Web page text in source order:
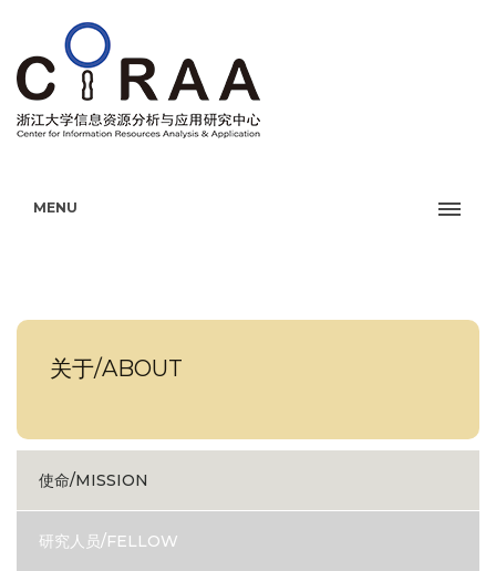
MENU
关于/ABOUT
使命/MISSION
研究人员/FELLOW